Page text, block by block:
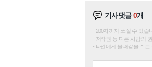
기사댓글0개
200자까지 쓰실 수 있습
저작권 등 다른 사람의
타인에게 불쾌감을 주는